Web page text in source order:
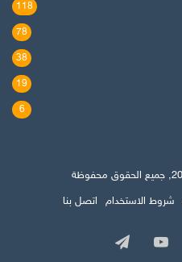
118
78
38
19
6
شروط الاستخدام اتصل بنا
‫YouTube